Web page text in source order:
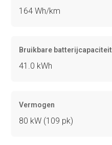
164 Wh/km
Bruikbare batterijcapaciteit
41.0 kWh
Vermogen
80 kW (109 pk)